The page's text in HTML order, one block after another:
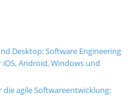
Desktop: Software Engineering
Android, Windows und
agile Softwareentwicklung: